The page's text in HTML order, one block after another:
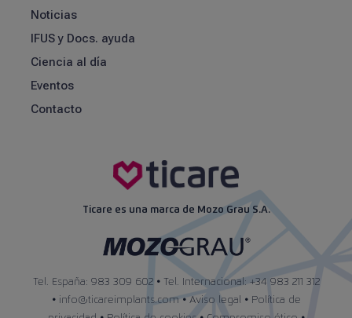
Noticias
IFUS y Docs. ayuda
Ciencia al día
Eventos
Contacto
Ticare es una marca de Mozo Grau S.A.
Tel. España: 983 309 602 • Tel. Internacional: +34 983 211 312
• info@ticareimplants.com • Aviso legal • Política de